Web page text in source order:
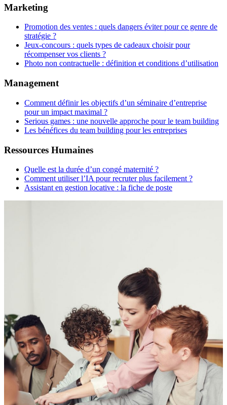
Marketing
Promotion des ventes : quels dangers éviter pour ce genre de
stratégie ?
Jeux-concours : quels types de cadeaux choisir pour
récompenser vos clients ?
Photo non contractuelle : définition et conditions d’utilisation
Management
Comment définir les objectifs d’un séminaire d’entreprise
pour un impact maximal ?
Serious games : une nouvelle approche pour le team building
Les bénéfices du team building pour les entreprises
Ressources Humaines
Quelle est la durée d’un congé maternité ?
Comment utiliser l’IA pour recruter plus facilement ?
Assistant en gestion locative : la fiche de poste